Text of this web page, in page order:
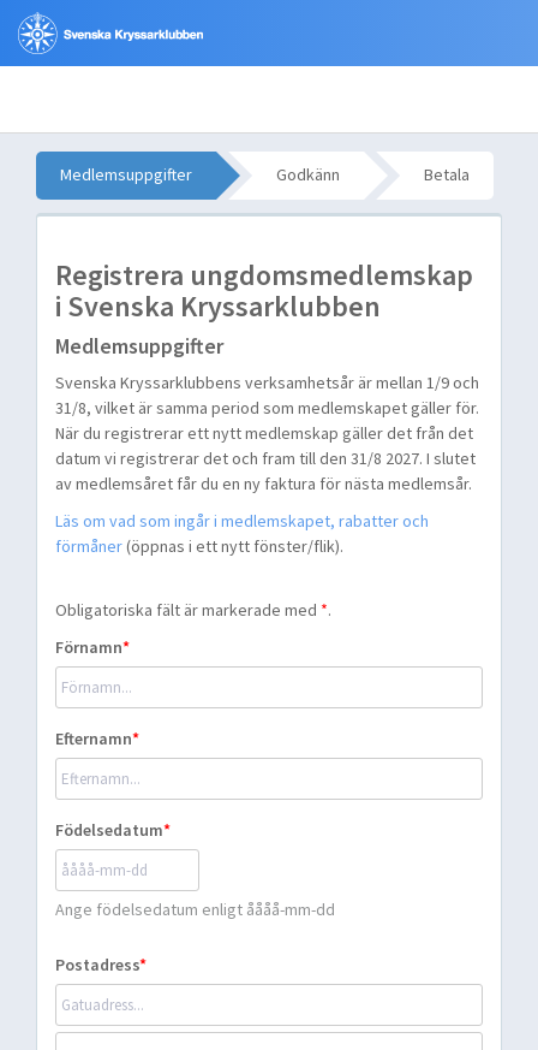
Medlemsuppgifter Godkänn Betala
Registrera ungdomsmedlemskap
i Svenska Kryssarklubben
Medlemsuppgifter
Svenska Kryssarklubbens verksamhetsår är mellan 1/9 och
31/8, vilket är samma period som medlemskapet gäller för.
När du registrerar ett nytt medlemskap gäller det från det
datum vi registrerar det och fram till den 31/8 2027. I slutet
av medlemsåret får du en ny faktura för nästa medlemsår.
Läs om vad som ingår i medlemskapet, rabatter och
förmåner(öppnas i ett nytt fönster/flik).
Obligatoriska fält är markerade med *.
Förnamn
Efternamn
Födelsedatum
Ange födelsedatum enligt åååå-mm-dd
Postadress